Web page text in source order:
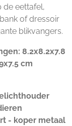
de eettafel,
of dressoir
blikvangers.
8.2x8.2x7.8
cm
- koper metaal